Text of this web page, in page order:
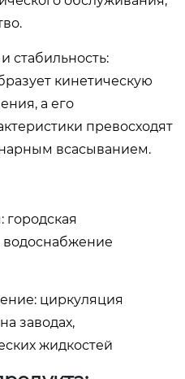
стабильность:
кинетическую
а его
превосходят
всасыванием.
водоснабжение
циркуляция
заводах,
жидкостей